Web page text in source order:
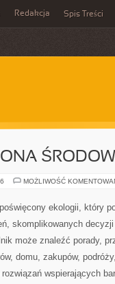
Redakcja Spis Treści
MOŻLIWOŚĆ
ekologii, który
skomplikowanych
może znaleźć porady,
domu, zakupów,
wspierających